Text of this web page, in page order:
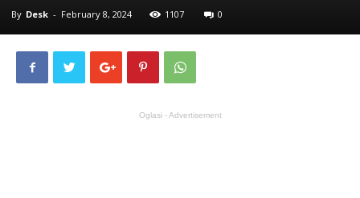
By Desk - February 8, 2024 1107 0
Oglasi - Advertisement